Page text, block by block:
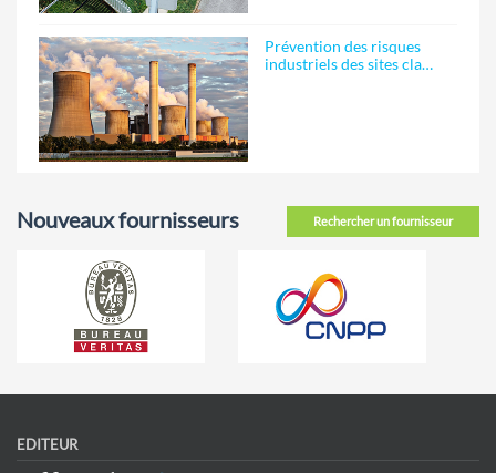
Prévention des risques
industriels des sites cla…
Rechercher un fournisseur
Nouveaux fournisseurs
EDITEUR